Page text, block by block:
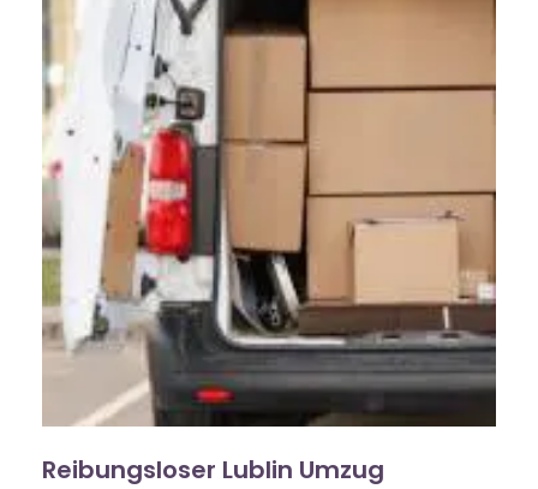
Reibungsloser Lublin Umzug